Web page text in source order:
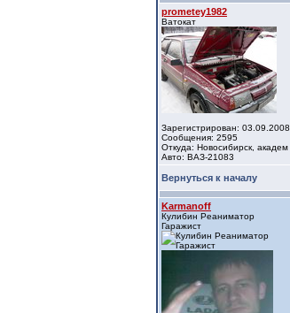
prometey1982
Ватокат
Зарегистрирован: 03.09.2008
Сообщения: 2595
Откуда: Новосибирск, академ
Авто: ВАЗ-21083
Вернуться к началу
Karmanoff
Кулибин Реаниматор
Гаражист